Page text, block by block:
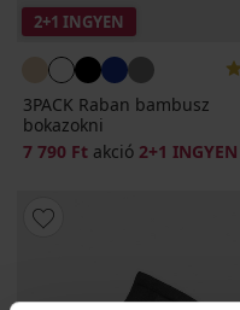
2+1 INGYEN
3PACK Raban bambusz
bokazokni
7 790 Ft akció 2+1 INGYEN